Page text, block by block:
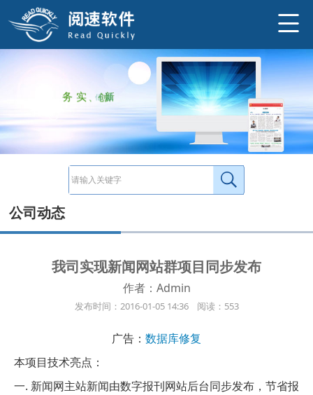
务 实 、 创
公司动态
我司实现新闻网站群项目同步发布
作者：Admin
发布时间：2016-01-05 14:36 阅读：553
广告： 数据库修复
本项目技术亮点：
一. 新闻网主站新闻由数字报刊网站后台同步发布，节省报